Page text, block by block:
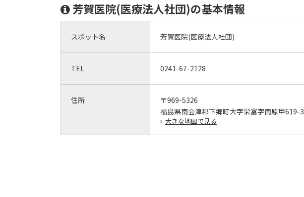
芳賀医院(医療法人社団)の基本情報
スポット名 芳賀医院(医療法人社団)
TEL 0241-67-2128
住所
〒969-5326
福島県南会津郡下郷町大字栄富字南原甲619-3
大きな地図で見る